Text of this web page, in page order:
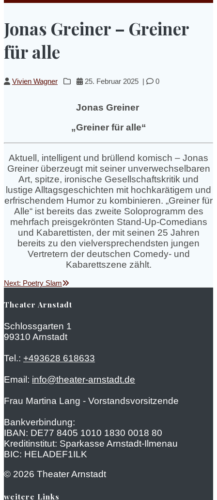
Jonas Greiner – Greiner
für alle
Vivien Wagner 25. Februar 2025 0
Jonas Greiner
„Greiner für alle“
Aktuell, intelligent und brüllend komisch – Jonas
Greiner überzeugt mit seiner unverwechselbaren
Art, spitze, ironische Gesellschaftskritik und
lustige Alltagsgeschichten mit hochkarätigem und
erfrischendem Humor zu kombinieren. „Greiner für
Alle“ ist bereits das zweite Soloprogramm des
mehrfach preisgekrönten Stand-Up-Comedians
und Kabarettisten, der mit seinen 25 Jahren
bereits zu den vielversprechendsten jungen
Vertretern der deutschen Comedy- und
Kabarettszene zählt.
Beitragsnavigation
Next: Next
Poetry Slam
Theater Arnstadt
Schlossgarten 1
99310 Arnstadt
Tel.: +493628 618633
Email: info@theater-arnstadt.de
Frau Martina Lang - Vorstandsvorsitzende
Bankverbindung:
IBAN: DE77 8405 1010 1830 0018 80
Kreditinstitut: Sparkasse Arnstadt-Ilmenau
BIC: HELADEF1ILK
© 2026 Theater Arnstadt
weitere Links